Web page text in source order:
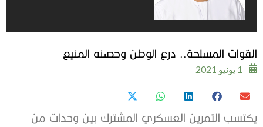
القوات المسلحة.. درع الوطن وحصنه المنيع
1 يونيو 2021
يكتسب التمرين العسكري المشترك بين وحدات من